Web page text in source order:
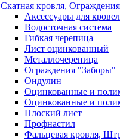
Скатная кровля,
Аксессуары для
Водосточная система
Гибкая черепица
Лист оцинкованный
Металлочерепица
Ограждения "Заборы"
Ондулин
Оцинкованные и
Оцинкованные и
Плоский лист
Профнастил
Фальцевая кровля,